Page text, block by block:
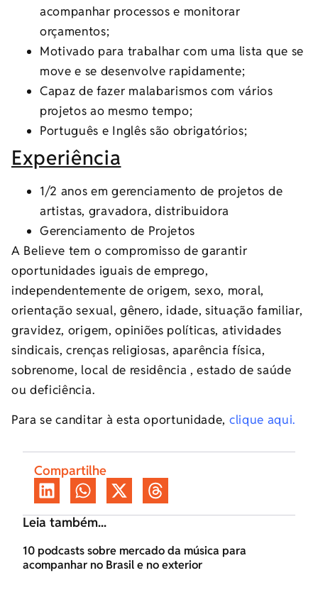
acompanhar processos e monitorar
orçamentos;
Motivado para trabalhar com uma lista que se
move e se desenvolve rapidamente;
Capaz de fazer malabarismos com vários
projetos ao mesmo tempo;
Português e Inglês são obrigatórios;
Experiência
1/2 anos em gerenciamento de projetos de
artistas, gravadora, distribuidora
Gerenciamento de Projetos
A Believe tem o compromisso de garantir
oportunidades iguais de emprego,
independentemente de origem, sexo, moral,
orientação sexual, gênero, idade, situação familiar,
gravidez, origem, opiniões políticas, atividades
sindicais, crenças religiosas, aparência física,
sobrenome, local de residência , estado de saúde
ou deficiência.
Para se canditar à esta oportunidade, clique aqui.
Compartilhe
Leia também...
10 podcasts sobre mercado da música para
acompanhar no Brasil e no exterior